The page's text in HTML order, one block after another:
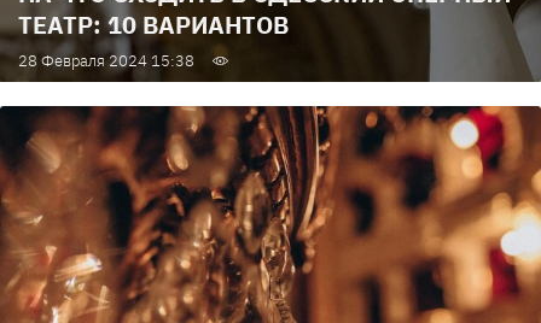
ТЕАТР: 10 ВАРИАНТОВ
28 Февраля 2024 15:38